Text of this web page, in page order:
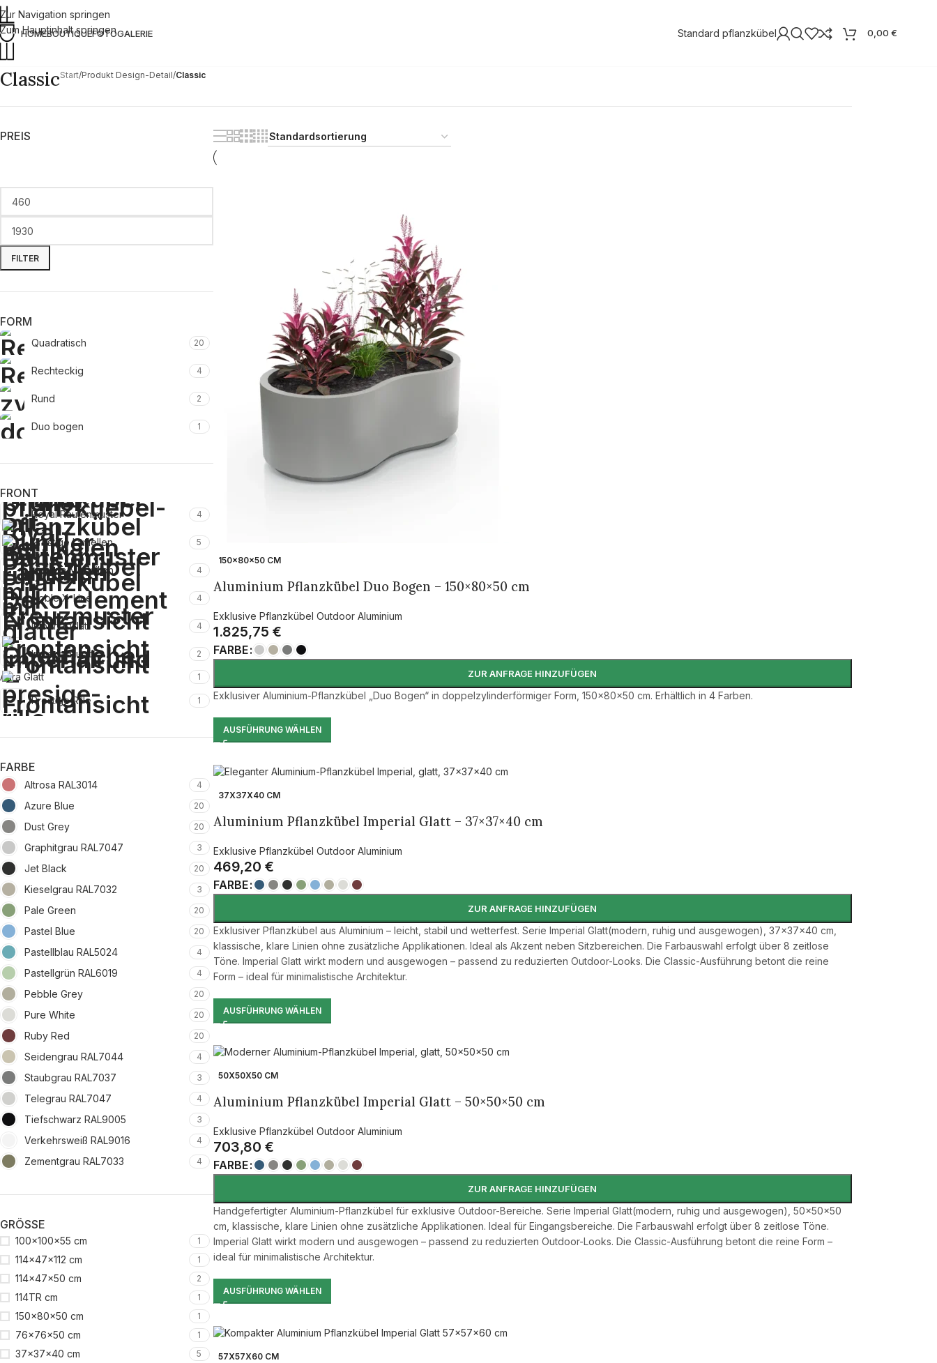
Zur Navigation springen
Zum Hauptinhalt springen
HOMEBOUTIQUEFOTOGALERIE Standard pflanzkübel 0,00 €
ClassicStart/Produkt Design-Detail/Classic
PREIS
FILTER
FORM
Quadratisch 20
Rechteckig 4
Rund 2
Duo bogen 1
FRONT
Royal Rautenmuster 4
Prestige Lamellen 5
Victoria Medaillon 4
Noble X-Line 4
Imperial Glatt 4
Imperial Rund 2
Aura Glatt 1
Prestige Rille 1
FARBE
Altrosa RAL3014 4
Azure Blue 20
Dust Grey 20
Graphitgrau RAL7047 3
Jet Black 20
Kieselgrau RAL7032 3
Pale Green 20
Pastel Blue 20
Pastellblau RAL5024 4
Pastellgrün RAL6019 4
Pebble Grey 20
Pure White 20
Ruby Red 20
Seidengrau RAL7044 4
Staubgrau RAL7037 3
Telegrau RAL7047 4
Tiefschwarz RAL9005 3
Verkehrsweiß RAL9016 4
Zementgrau RAL7033 4
GRÖSSE
100x100x55 cm 1
114×47×112 cm 1
114×47×50 cm 2
114TR cm 1
150×80×50 cm 1
76x76x50 cm 1
37x37x40 cm 5
150×80×50 CM
Aluminium Pflanzkübel Duo Bogen – 150×80×50 cm
Exklusive Pflanzkübel Outdoor Aluminium
1.825,75 €
FARBE
ZUR ANFRAGE HINZUFÜGEN
Exklusiver Aluminium-Pflanzkübel „Duo Bogen“ in doppelzylinderförmiger Form, 150×80×50 cm. Erhältlich in 4 Farben.
AUSFÜHRUNG WÄHLEN
37X37X40 CM
Aluminium Pflanzkübel Imperial Glatt – 37×37×40 cm
Exklusive Pflanzkübel Outdoor Aluminium
469,20 €
FARBE
ZUR ANFRAGE HINZUFÜGEN
Exklusiver Pflanzkübel aus Aluminium – leicht, stabil und wetterfest. Serie Imperial Glatt(modern, ruhig und ausgewogen), 37×37×40 cm,
klassische, klare Linien ohne zusätzliche Applikationen. Ideal als Akzent neben Sitzbereichen. Die Farbauswahl erfolgt über 8 zeitlose
Töne. Imperial Glatt wirkt modern und ausgewogen – passend zu reduzierten Outdoor-Looks. Die Classic-Ausführung betont die reine
Form – ideal für minimalistische Architektur.
AUSFÜHRUNG WÄHLEN
50X50X50 CM
Aluminium Pflanzkübel Imperial Glatt – 50×50×50 cm
Exklusive Pflanzkübel Outdoor Aluminium
703,80 €
FARBE
ZUR ANFRAGE HINZUFÜGEN
Handgefertigter Aluminium-Pflanzkübel für exklusive Outdoor-Bereiche. Serie Imperial Glatt(modern, ruhig und ausgewogen), 50×50×50
cm, klassische, klare Linien ohne zusätzliche Applikationen. Ideal für Eingangsbereiche. Die Farbauswahl erfolgt über 8 zeitlose Töne.
Imperial Glatt wirkt modern und ausgewogen – passend zu reduzierten Outdoor-Looks. Die Classic-Ausführung betont die reine Form –
ideal für minimalistische Architektur.
AUSFÜHRUNG WÄHLEN
57X57X60 CM